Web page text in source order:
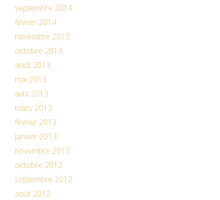
septembre 2014
février 2014
novembre 2013
octobre 2013
août 2013
mai 2013
avril 2013
mars 2013
février 2013
janvier 2013
novembre 2012
octobre 2012
septembre 2012
août 2012